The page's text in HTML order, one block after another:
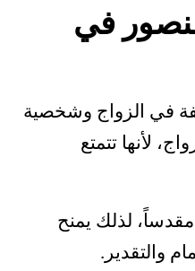
في
في الزواج وشخصية
لأنها تتمتع
مقدساً، لذلك يمنح
والتقدير.